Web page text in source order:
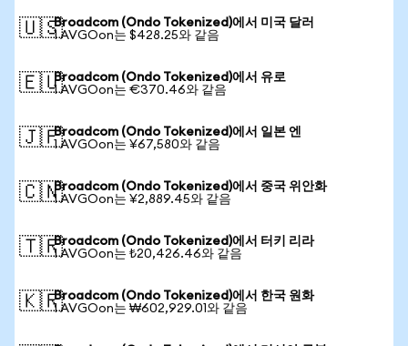
🇺🇸Broadcom (Ondo Tokenized)에서 미국 달러
1 AVGOon는 $428.25와 같음
🇪🇺Broadcom (Ondo Tokenized)에서 유로
1 AVGOon는 €370.46와 같음
🇯🇵Broadcom (Ondo Tokenized)에서 일본 엔
1 AVGOon는 ¥67,580와 같음
🇨🇳Broadcom (Ondo Tokenized)에서 중국 위안화
1 AVGOon는 ¥2,889.45와 같음
🇹🇷Broadcom (Ondo Tokenized)에서 터키 리라
1 AVGOon는 ₺20,426.46와 같음
🇰🇷Broadcom (Ondo Tokenized)에서 한국 원화
1 AVGOon는 ₩602,929.01와 같음